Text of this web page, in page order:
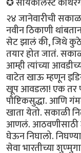
२४ जानेवारीची
नवीन ठिकाणी
सेट झालं की, जिथे कुठे
तयार होत जातं.
आम्ही त्यांच्या
वाटेत खाऊ म्हणून
खूप आवडला! एक तर
पौष्टिकसुद्धा. आणि
खाता येतो. सकाळी
आणलं. आठवणीसाठी
घेऊन निघालो.
सेवा भारतीच्या